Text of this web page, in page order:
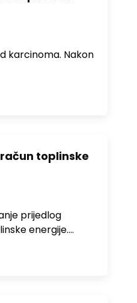
karcinoma. Nakon
toplinske
prijedlog
energije.…